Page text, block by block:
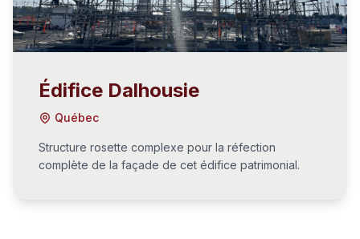
Édifice Dalhousie
Québec
Structure rosette complexe pour la réfection
complète de la façade de cet édifice patrimonial.